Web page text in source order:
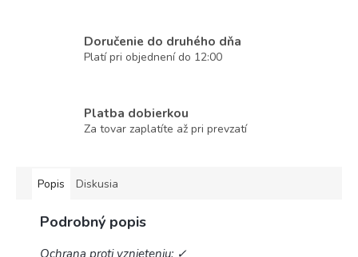
Doručenie do druhého dňa
Platí pri objednení do 12:00
Platba dobierkou
Za tovar zaplatíte až pri prevzatí
Popis Diskusia
Podrobný popis
Ochrana proti vznieteniu: ✓